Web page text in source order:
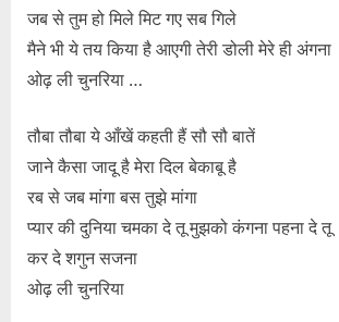
जब से तुम हो मिले मिट गए सब गिले
मैने भी ये तय किया है आएगी तेरी डोली मेरे ही अंगना
ओढ़ ली चुनरिया …
तौबा तौबा ये आँखें कहती हैं सौ सौ बातें
जाने कैसा जादू है मेरा दिल बेकाबू है
रब से जब मांगा बस तुझे मांगा
प्यार की दुनिया चमका दे तू मुझको कंगना पहना दे तू
कर दे शगुन सजना
ओढ़ ली चुनरिया